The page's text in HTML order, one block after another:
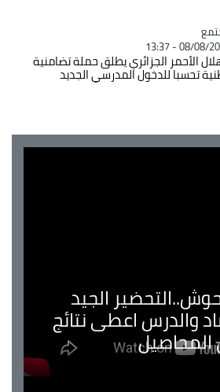
08/08/2026
الأحمر الجزائري يطلق حملة تضامنية
تحسبا للدخول المدرسي الجديد
الجيد
والدرس اعطى نتائج